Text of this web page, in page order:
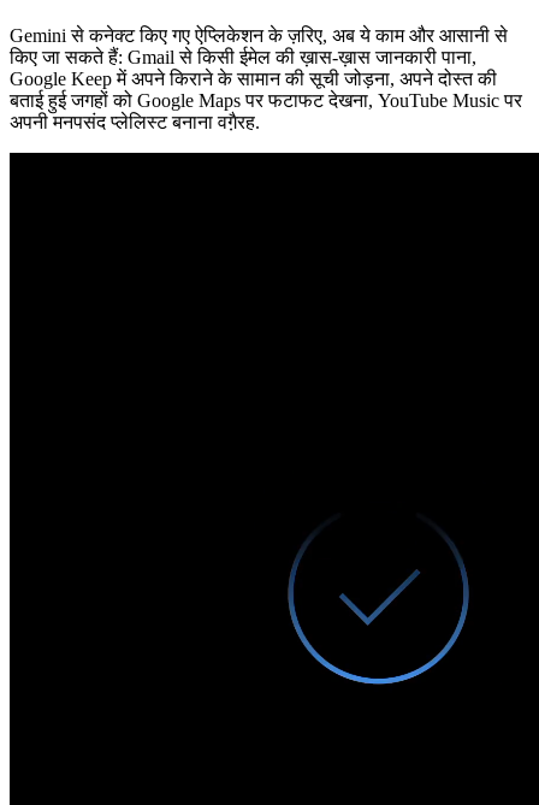
Gemini से कनेक्ट किए गए ऐप्लिकेशन के ज़रिए, अब ये काम और आसानी से
किए जा सकते हैं: Gmail से किसी ईमेल की ख़ास-ख़ास जानकारी पाना,
Google Keep में अपने किराने के सामान की सूची जोड़ना, अपने दोस्त की
बताई हुई जगहों को Google Maps पर फटाफट देखना, YouTube Music पर
अपनी मनपसंद प्लेलिस्ट बनाना वगै़रह.